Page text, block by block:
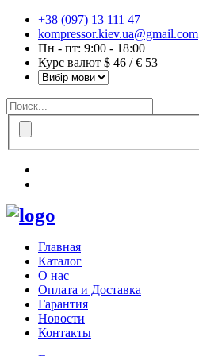
+38 (097) 13 111 47
kompressor.kiev.ua@gmail.com
Пн - пт: 9:00 - 18:00
Курс валют $ 46 / € 53
Главная
Каталог
О нас
Оплата и Доставка
Гарантия
Новости
Контакты